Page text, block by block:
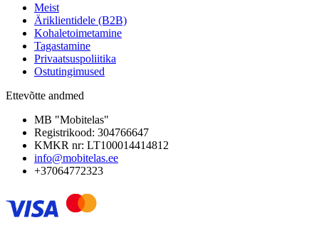
Meist
Äriklientidele (B2B)
Kohaletoimetamine
Tagastamine
Privaatsuspoliitika
Ostutingimused
Ettevõtte andmed
MB "Mobitelas"
Registrikood: 304766647
KMKR nr: LT100014414812
info@mobitelas.ee
+37064772323